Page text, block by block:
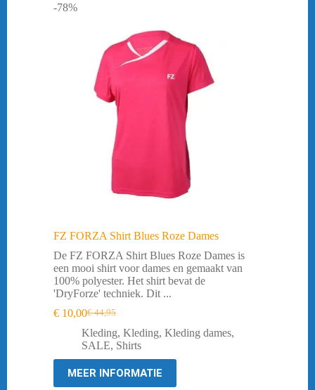
-78%
FZ FORZA Shirt Blues Roze Dames
De FZ FORZA Shirt Blues Roze Dames is
een mooi shirt voor dames en gemaakt van
100% polyester. Het shirt bevat de
'DryForze' techniek. Dit ...
€44,95
Oorspronkelijke
prijs
was:
€ 10,00Huidige
prijs
is:
Kleding, Kleding, Kleding dames,
SALE, Shirts
MEER INFORMATIE